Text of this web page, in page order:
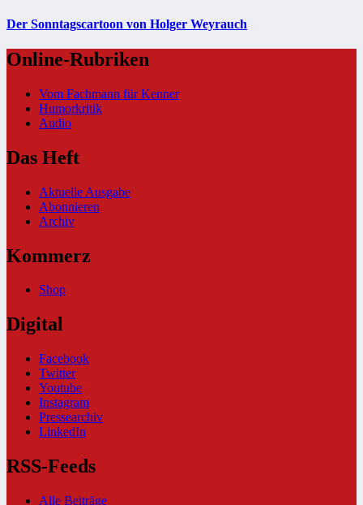
Der Sonntagscartoon von Holger Weyrauch
Online-Rubriken
Vom Fachmann für Kenner
Humorkritik
Audio
Das Heft
Aktuelle Ausgabe
Abonnieren
Archiv
Kommerz
Shop
Digital
Facebook
Twitter
Youtube
Instagram
Pressearchiv
LinkedIn
RSS-Feeds
Alle Beiträge